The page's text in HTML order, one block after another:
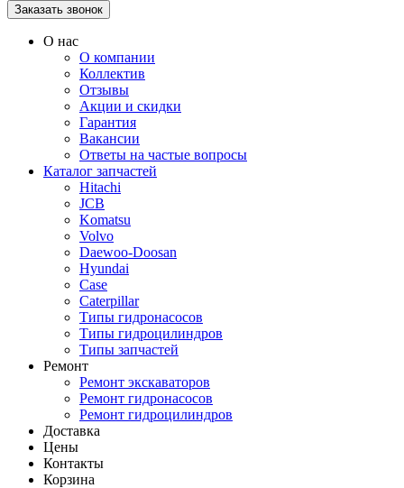
О нас
О компании
Коллектив
Отзывы
Акции и скидки
Гарантия
Вакансии
Ответы на частые вопросы
Каталог запчастей
Hitachi
JCB
Komatsu
Volvo
Daewoo-Doosan
Hyundai
Case
Caterpillar
Типы гидронасосов
Типы гидроцилиндров
Типы запчастей
Ремонт
Ремонт экскаваторов
Ремонт гидронасосов
Ремонт гидроцилиндров
Доставка
Цены
Контакты
Корзина